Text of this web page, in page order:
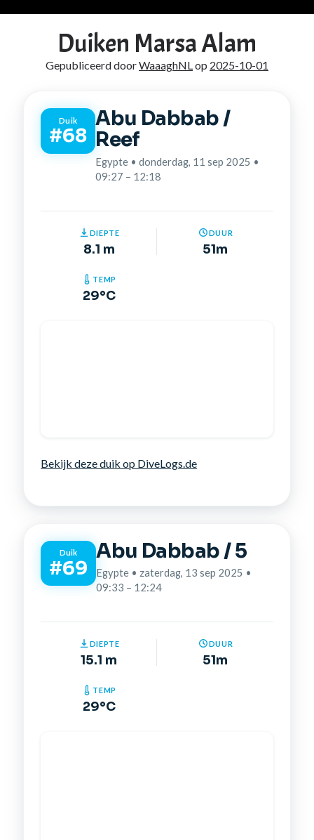
Duiken Marsa Alam
Gepubliceerd doorWaaaghNLop 2025-10-01
Duik
#68
Abu Dabbab /
Reef
Egypte • donderdag, 11 sep 2025 •
09:27 – 12:18
DIEPTE
8.1 m
DUUR
51m
TEMP
29°C
Bekijk deze duik op DiveLogs.de
Duik
#69
Abu Dabbab / 5
Egypte • zaterdag, 13 sep 2025 •
09:33 – 12:24
DIEPTE
15.1 m
DUUR
51m
TEMP
29°C